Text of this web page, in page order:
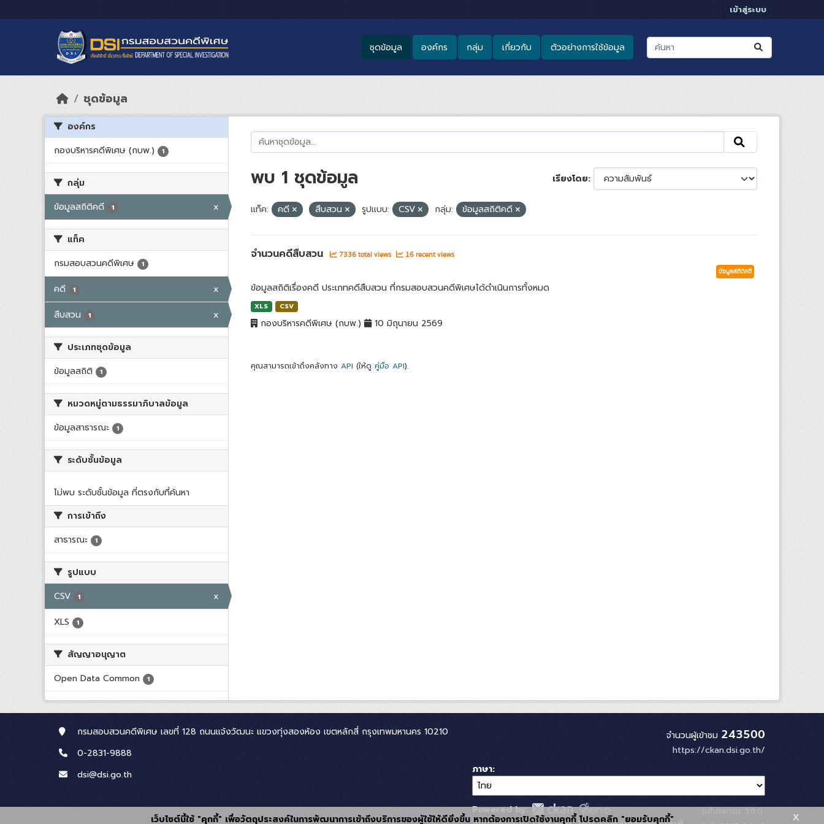
เข้าสู่ระบบ
ชุดข้อมูล องค์กร กลุ่ม เกี่ยวกับ ตัวอย่างการใช้ข้อมูล
ชุดข้อมูล
องค์กร
กองบริหารคดีพิเศษ (กบพ.)
1
กลุ่ม
ข้อมูลสถิติคดี
1 x
แท็ค
กรมสอบสวนคดีพิเศษ
1
คดี 1
x
สืบสวน
1 x
ประเภทชุดข้อมูล
ข้อมูลสถิติ
1
หมวดหมู่ตามธรรมาภิบาลข้อมูล
ข้อมูลสาธารณะ
1
ระดับชั้นข้อมูล
ไม่พบ ระดับชั้นข้อมูล ที่ตรงกับที่ค้นหา
การเข้าถึง
สาธารณะ
1
รูปแบบ
CSV
1
x
XLS
1
สัญญาอนุญาต
Open Data Common
1
เรียงโดย
พบ 1 ชุดข้อมูล
แท็ค: คดี สืบสวน รูปแบบ: CSV กลุ่ม: ข้อมูลสถิติคดี
จำนวนคดีสืบสวน 7336 total views 16 recent views
ข้อมูลสถิติคดี
ข้อมูลสถิติเรื่องคดี ประเภทคดีสืบสวน ที่กรมสอบสวนคดีพิเศษได้ดำเนินการทั้งหมด
XLS CSV
กองบริหารคดีพิเศษ (กบพ.) 10 มิถุนายน 2569
คุณสามารถเข้าถึงคลังทาง API (ให้ดู คู่มือ API).
กรมสอบสวนคดีพิเศษ เลขที่ 128 ถนนแจ้งวัฒนะ แขวงทุ่งสองห้อง เขตหลักสี่ กรุงเทพมหานคร 10210
0-2831-9888
dsi@dsi.go.th
จำนวนผู้เข้าชม 243500
https://ckan.dsi.go.th/
ภาษา
Powered by:
เว็บไซต์นี้ใช้ "คุกกี้" เพื่อวัตถุประสงค์ในการพัฒนาการเข้าถึงบริการของผู้ใช้ให้ดียิ่งขึ้น หากต้องการเปิดใช้งานคุกกี้ โปรดคลิก "ยอมรับคุกกี้" x